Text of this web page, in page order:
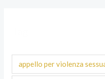
appello per violenza